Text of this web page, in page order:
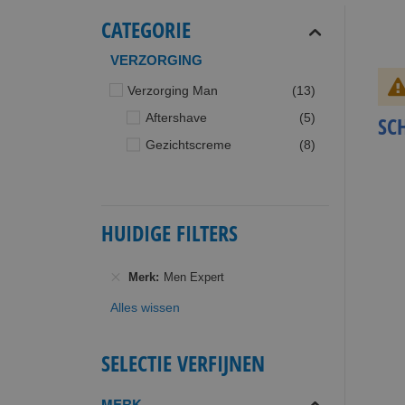
CATEGORIE
VERZORGING
Verzorging Man 13producten
Aftershave
5producten
Gezichtscreme
8producten
HUIDIGE FILTERS
Merk Men Expert
Alles wissen
SELECTIE VERFIJNEN